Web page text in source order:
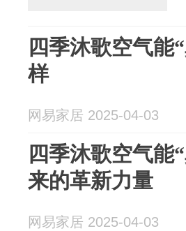
四季沐歌空气能
样
网易家居 2025-04-03
四季沐歌空气能
来的革新力量
网易家居 2025-04-03